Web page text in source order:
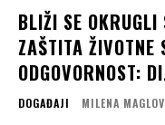
BLIŽI SE
ZAŠTITA ŽIVOTNE
ODGOVORNOST:
DOGAĐAJI MILENA